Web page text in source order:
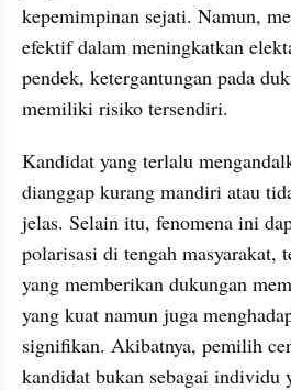
kepemimpinan sejati. Namun,
efektif dalam meningkatkan
pendek, ketergantungan pada
memiliki risiko tersendiri.
Kandidat yang terlalu
dianggap kurang mandiri atau
jelas. Selain itu, fenomena ini
polarisasi di tengah masyarakat,
yang memberikan dukungan
yang kuat namun juga
signifikan. Akibatnya, pemilih
kandidat bukan sebagai individu